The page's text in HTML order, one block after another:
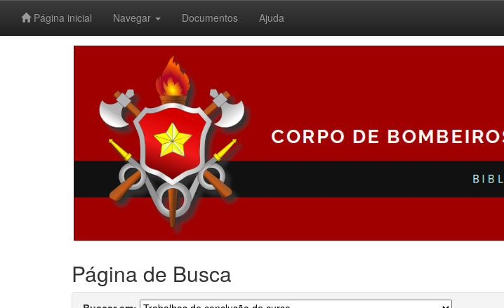
Página inicial Navegar Documentos Ajuda
Página de Busca